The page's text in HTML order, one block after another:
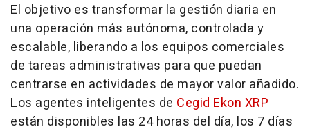
El objetivo es transformar la gestión diaria en
una operación más autónoma, controlada y
escalable, liberando a los equipos comerciales
de tareas administrativas para que puedan
centrarse en actividades de mayor valor añadido.
Los agentes inteligentes de Cegid Ekon XRP
están disponibles las 24 horas del día, los 7 días